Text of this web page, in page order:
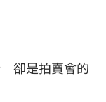
卻是拍賣會的